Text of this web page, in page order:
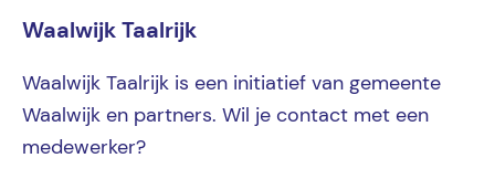
Waalwijk Taalrijk
Waalwijk Taalrijk is een initiatief van gemeente
Waalwijk en partners. Wil je contact met een
medewerker?